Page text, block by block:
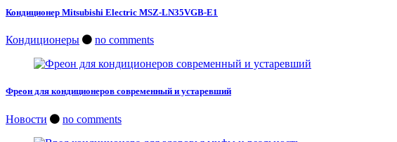
Кондиционер Mitsubishi Electric MSZ-LN35VGB-E1
Кондиционеры no comments
Фреон для кондиционеров современный и устаревший
Новости no comments